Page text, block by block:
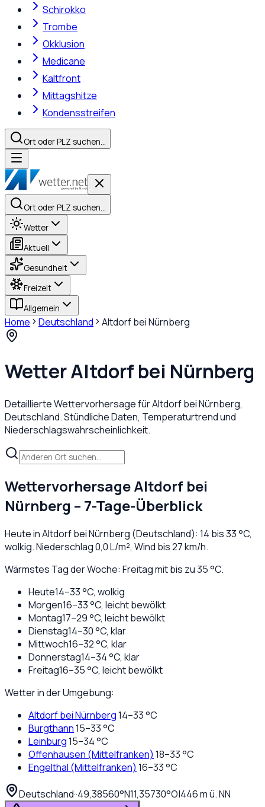
Schirokko
Trombe
Okklusion
Medicane
Kaltfront
Mittagshitze
Kondensstreifen
Ort oder PLZ suchen…
Ort oder PLZ suchen…
Wetter
Aktuell
Gesundheit
Freizeit
Allgemein
Home Deutschland Altdorf bei Nürnberg
WetterAltdorf bei Nürnberg
Detaillierte Wettervorhersage fürAltdorf bei Nürnberg,
Deutschland. Stündliche Daten, Temperaturtrend und
Niederschlagswahrscheinlichkeit.
WettervorhersageAltdorf bei
Nürnberg – 7-Tage-Überblick
Heute inAltdorf bei Nürnberg (Deutschland): 14 bis33°C,
wolkig. Niederschlag0,0L/m², Wind bis27km/h.
Wärmstes Tag der Woche: Freitag mit bis zu 35 °C.
Heute14–33°C, wolkig
Morgen16–33°C, leicht bewölkt
Montag17–29°C, leicht bewölkt
Dienstag14–30°C, klar
Mittwoch16–32°C, klar
Donnerstag14–34°C, klar
Freitag16–35°C, leicht bewölkt
Wetter in der Umgebung:
Altdorf bei Nürnberg14–33°C
Burgthann15–33°C
Leinburg15–34°C
Offenhausen (Mittelfranken) 18–33°C
Engelthal (Mittelfranken) 16–33°C
Deutschland··49,38560°N11,35730°O|446m ü. NN